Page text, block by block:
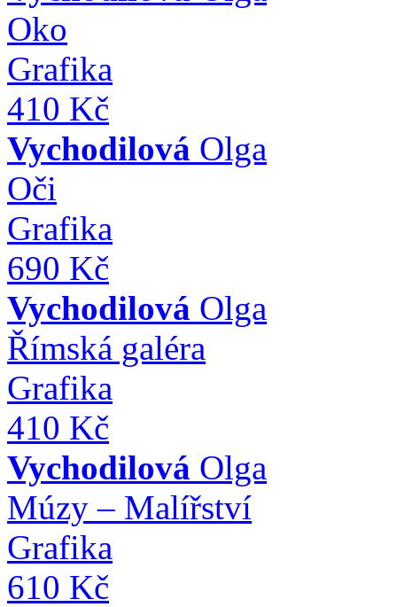
Oko
Grafika
410 Kč
Vychodilová Olga
Oči
Grafika
690 Kč
Vychodilová Olga
Římská galéra
Grafika
410 Kč
Vychodilová Olga
Múzy – Malířství
Grafika
610 Kč